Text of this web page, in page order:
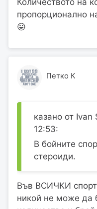
Количеството на
пропорционално
😛
Петко К
казано от
12:53:
В бойните
стероиди.
Във ВСИЧКИ
никой не може да